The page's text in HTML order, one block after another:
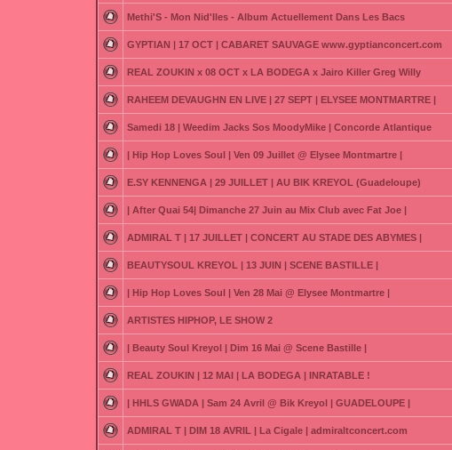
Methi'S - Mon Nid'Iles - Album Actuellement Dans Les Bacs
GYPTIAN | 17 OCT | CABARET SAUVAGE www.gyptianconcert.com
REAL ZOUKIN x 08 OCT x LA BODEGA x Jairo Killer Greg Willy
RAHEEM DEVAUGHN EN LIVE | 27 SEPT | ELYSEE MONTMARTRE |
Samedi 18 | Weedim Jacks Sos MoodyMike | Concorde Atlantique
| Hip Hop Loves Soul | Ven 09 Juillet @ Elysee Montmartre |
E.SY KENNENGA | 29 JUILLET | AU BIK KREYOL (Guadeloupe)
| After Quai 54| Dimanche 27 Juin au Mix Club avec Fat Joe |
ADMIRAL T | 17 JUILLET | CONCERT AU STADE DES ABYMES |
BEAUTYSOUL KREYOL | 13 JUIN | SCENE BASTILLE |
| Hip Hop Loves Soul | Ven 28 Mai @ Elysee Montmartre |
ARTISTES HIPHOP, LE SHOW 2
| Beauty Soul Kreyol | Dim 16 Mai @ Scene Bastille |
REAL ZOUKIN | 12 MAI | LA BODEGA | INRATABLE !
| HHLS GWADA | Sam 24 Avril @ Bik Kreyol | GUADELOUPE |
ADMIRAL T | DIM 18 AVRIL | La Cigale | admiraltconcert.com